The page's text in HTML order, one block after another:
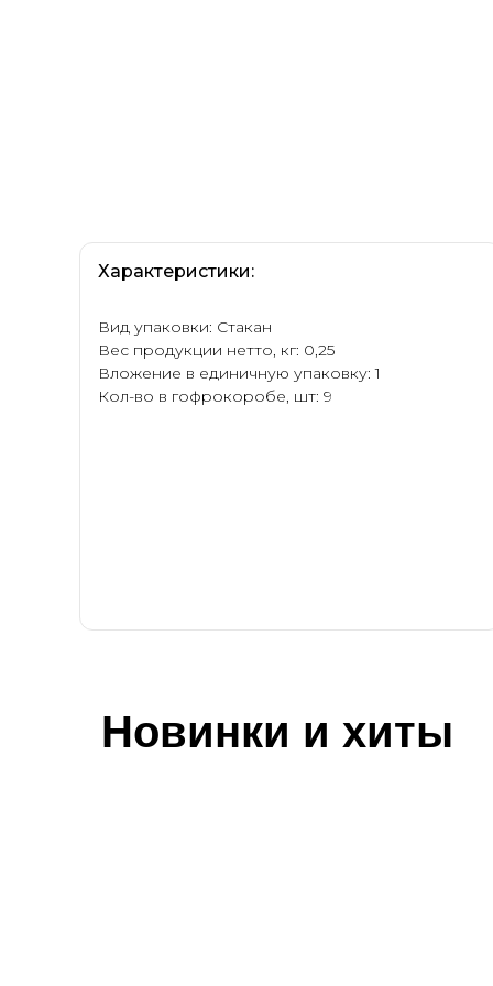
Характеристики:
Вид упаковки: Стакан
Вес продукции нетто, кг: 0,25
Вложение в единичную упаковку: 1
Кол-во в гофрокоробе, шт: 9
Новинки и хиты